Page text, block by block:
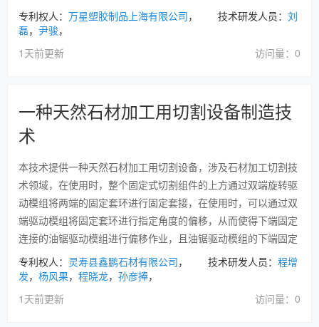
专利权人： 万星塑胶制品上海有限公司， 技术研发人员： 刘
磊， 尹骏，
1天前更新
访问量：0
一种天然石材加工用切割设备制造技
术
本技术提供一种天然石材加工用切割设备，涉及石材加工切割技
术领域，在使用时，整个固定式切割组件的上方通过双端旋转驱
动模组将两端的固定套环进行固定套接，在使用时，可以通过双
端驱动模组将固定套环进行指定角度的偏移，从而使得下端固定
连接的油锯驱动模组进行偏移作业，且油锯驱动模组的下端固定
专利权人： 灵寿县鑫鹏石材有限公司， 技术研发人员： 程增
发， 杨风果， 程晓龙， 孙彦捧，
1天前更新
访问量：0